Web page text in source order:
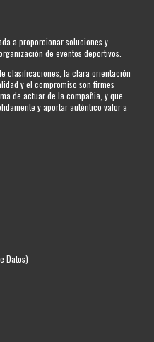
a proporcionar soluciones y
de eventos deportivos.
clasificaciones, la clara orientación
y el compromiso son firmes
de actuar de la compañia, y que
y aportar auténtico valor a
Datos)